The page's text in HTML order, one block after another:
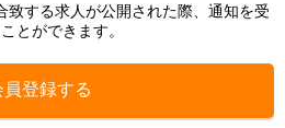
致する求人が公開された際、通知を受
とができます。
員登録する